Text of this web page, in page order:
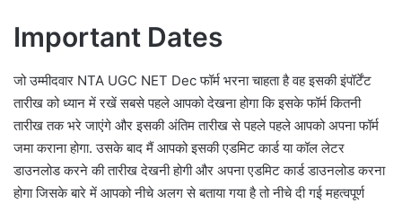
Important Dates
जो उम्मीदवार NTA UGC NET Dec फॉर्म भरना चाहता है वह इसकी इंपॉर्टेंट
तारीख को ध्यान में रखें सबसे पहले आपको देखना होगा कि इसके फॉर्म कितनी
तारीख तक भरे जाएंगे और इसकी अंतिम तारीख से पहले पहले आपको अपना फॉर्म
जमा कराना होगा. उसके बाद मैं आपको इसकी एडमिट कार्ड या कॉल लेटर
डाउनलोड करने की तारीख देखनी होगी और अपना एडमिट कार्ड डाउनलोड करना
होगा जिसके बारे में आपको नीचे अलग से बताया गया है तो नीचे दी गई महत्वपूर्ण